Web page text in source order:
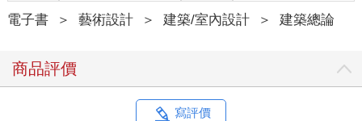
電子書 ＞ 藝術設計 ＞ 建築/室內設計 ＞ 建築總論
商品評價
寫評價